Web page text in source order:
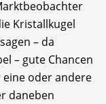
Kristallkugel
– da
– gute Chancen
eine oder andere
daneben